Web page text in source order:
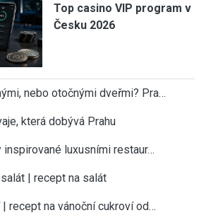
Top casino VIP program v
Česku 2026
nebo otočnými dveřmi? Pra…
která dobývá Prahu
luxusními restaur…
| recept na salát
recept na vánoční cukroví od…